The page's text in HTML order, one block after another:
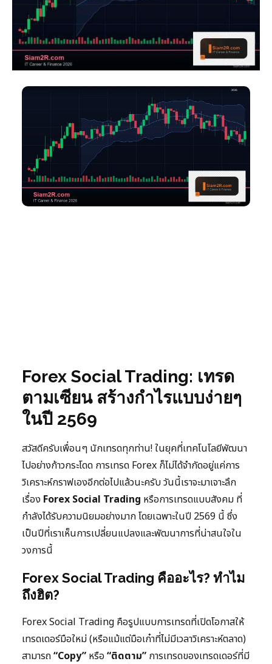
Forex Social Trading: เทรด
ตามเซียน สร้างกำไรแบบง่ายๆ
ในปี 2569
สวัสดีครับเพื่อนๆ นักเทรดทุกท่าน! ในยุคที่เทคโนโลยีพัฒนา
ไปอย่างก้าวกระโดด การเทรด Forex ก็ไม่ได้จำกัดอยู่แค่การ
วิเคราะห์กราฟเองอีกต่อไปแล้วนะครับ วันนี้เราจะมาเจาะลึก
เรื่อง Forex Social Trading หรือการเทรดแบบสังคม ที่
กำลังได้รับความนิยมอย่างมาก โดยเฉพาะในปี 2569 นี้ ซึ่ง
เป็นปีที่เราเห็นการเปลี่ยนแปลงและพัฒนาการที่น่าสนใจใน
วงการนี้
Forex Social Trading คืออะไร? ทำไม
ถึงฮิต?
Forex Social Trading คือรูปแบบการเทรดที่เปิดโอกาสให้
เทรดเดอร์มือใหม่ (หรือแม้แต่มือเก๋าที่ไม่มีเวลาวิเคราะห์ตลาด)
สามารถ“Copy” หรือ “ติดตาม” การเทรดของเทรดเดอร์ที่มี